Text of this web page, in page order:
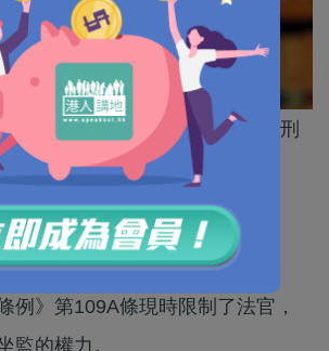
要，但都要讓他們承擔應有的刑
會副主席、法學教授傅健慈指，
例》第109A條現時限制了法官，
監的權力。